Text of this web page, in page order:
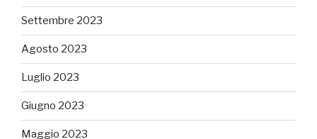
Settembre 2023
Agosto 2023
Luglio 2023
Giugno 2023
Maggio 2023